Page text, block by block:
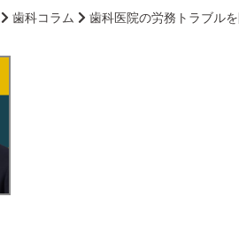
歯科コラム 歯科医院の労務トラブル